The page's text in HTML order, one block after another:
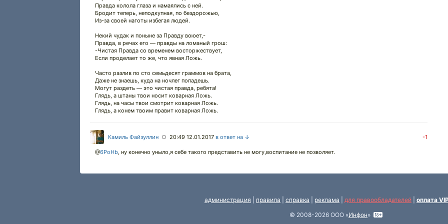
Правда колола глаза и намаялись с ней.
Бродит теперь, неподкупная, по бездорожью,
Из-за своей наготы избегая людей.
Некий чудак и поныне за Правду воюет,-
Правда, в речах его — правды на ломаный грош:
-Чистая Правда со временем восторжествует,
Если проделает то же, что явная Ложь.
Часто разлив по сто семьдесят граммов на брата,
Даже не знаешь, куда на ночлег попадешь.
Могут раздеть — это чистая правда, ребята!
Глядь, а штаны твои носит коварная Ложь.
Глядь, на часы твои смотрит коварная Ложь.
Глядь, а конем твоим правит коварная Ложь.
Камиль Файзуллин ○ 20:49 12.01.2017 в ответ на ↓ -1
@6PoHb, ну конечно уныло,я себе такого представить не могу,воспитание не позволяет.
администрация правила справка реклама для правообладателей оплата
© 2008-2026 ООО «Инфон»